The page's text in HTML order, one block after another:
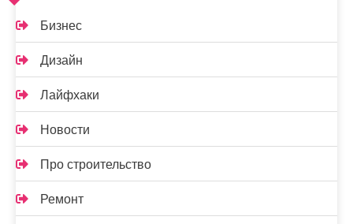
Бизнес
Дизайн
Лайфхаки
Новости
Про строительство
Ремонт